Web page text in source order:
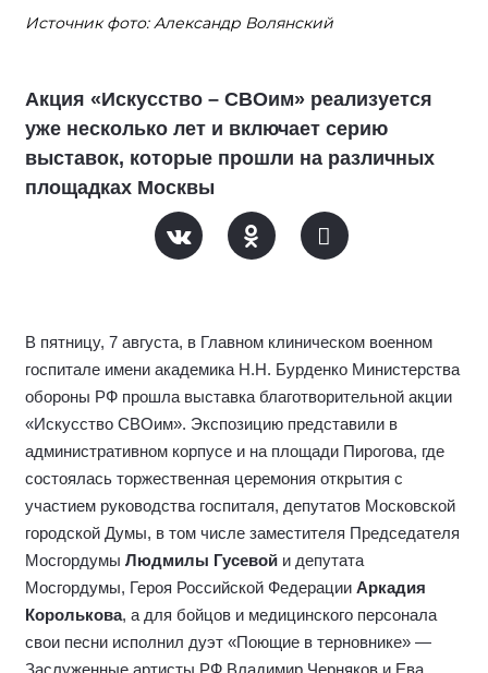
Источник фото: Александр Волянский
Акция «Искусство – СВОим» реализуется
уже несколько лет и включает серию
выставок, которые прошли на различных
площадках Москвы
В пятницу, 7 августа, в Главном клиническом военном
госпитале имени академика Н.Н. Бурденко Министерства
обороны РФ прошла выставка благотворительной акции
«Искусство СВОим». Экспозицию представили в
административном корпусе и на площади Пирогова, где
состоялась торжественная церемония открытия с
участием руководства госпиталя, депутатов Московской
городской Думы, в том числе заместителя Председателя
Мосгордумы Людмилы Гусевой и депутата
Мосгордумы, Героя Российской Федерации Аркадия
Королькова, а для бойцов и медицинского персонала
свои песни исполнил дуэт «Поющие в терновнике» —
Заслуженные артисты РФ Владимир Черняков и Ева